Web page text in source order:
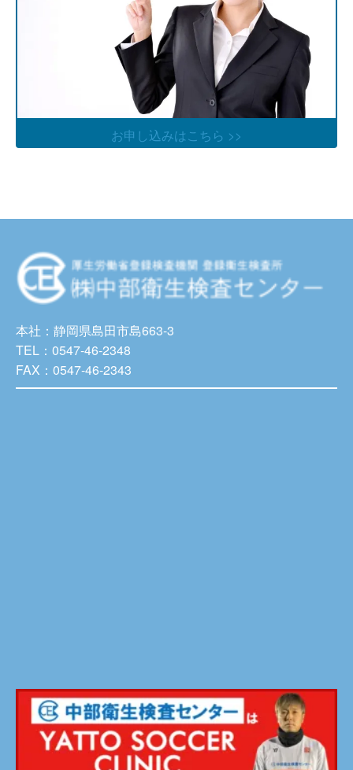
お申し込みはこちら >>
本社：静岡県島田市島663-3
TEL：0547-46-2348
FAX：0547-46-2343